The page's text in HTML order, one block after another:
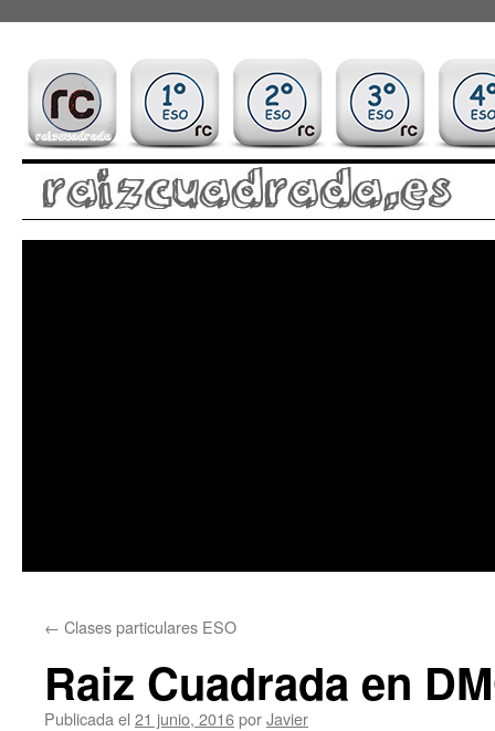
contenido
← Clases particulares ESO
Raiz Cuadrada en
Publicada el 21 junio, 2016porJavier